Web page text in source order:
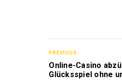
PREVIOUS
Online-Casino
Glücksspiel ohne